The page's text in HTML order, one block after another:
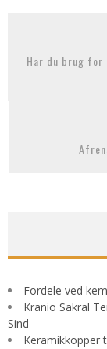
Har du brug
Fordele ved
Kranio Sakral
Sind
Keramikkopper